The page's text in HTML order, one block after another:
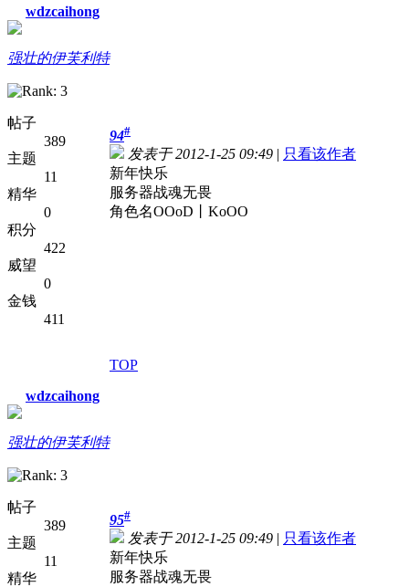
wdzcaihong
强壮的伊芙利特
帖子
389
主题
11
精华
0
积分
422
威望
0
金钱
411
94#
发表于 2012-1-25 09:49 | 只看该作者
新年快乐
服务器战魂无畏
角色名OOoD丨KoOO
TOP
wdzcaihong
强壮的伊芙利特
帖子
389
主题
11
精华
95#
发表于 2012-1-25 09:49 | 只看该作者
新年快乐
服务器战魂无畏